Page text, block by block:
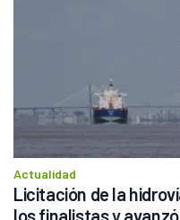
Actualidad
Licitación de la